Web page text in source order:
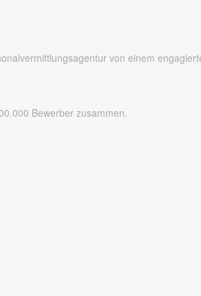
von einem
Bewerber zusammen.